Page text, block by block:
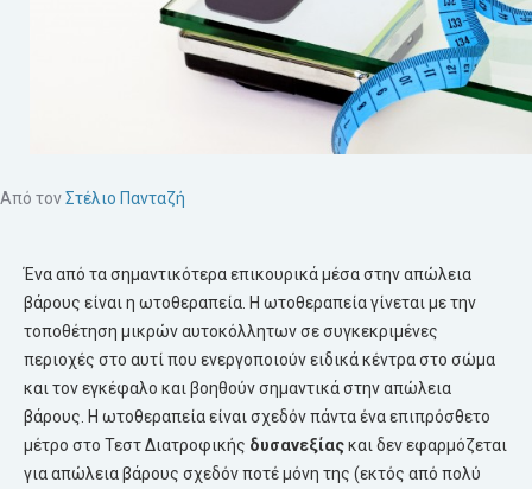
Από τονΣτέλιο Πανταζή
Ένα από τα σημαντικότερα επικουρικά μέσα στην απώλεια
βάρους είναι η ωτοθεραπεία. Η ωτοθεραπεία γίνεται με την
τοποθέτηση μικρών αυτοκόλλητων σε συγκεκριμένες
περιοχές στο αυτί που ενεργοποιούν ειδικά κέντρα στο σώμα
και τον εγκέφαλο και βοηθούν σημαντικά στην απώλεια
βάρους. Η ωτοθεραπεία είναι σχεδόν πάντα ένα επιπρόσθετο
μέτρο στο Τεστ Διατροφικής δυσανεξίαςκαι δεν εφαρμόζεται
για απώλεια βάρους σχεδόν ποτέ μόνη της (εκτός από πολύ